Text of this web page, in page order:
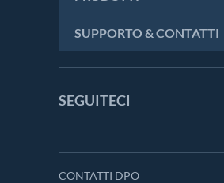
SUPPORTO & CONTATTI
SEGUITECI
CONTATTI DPO